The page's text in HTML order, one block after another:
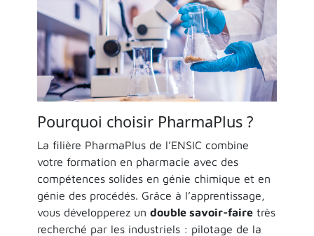
Pourquoi choisir PharmaPlus ?
La filière PharmaPlus de l’ENSIC combine
votre formation en pharmacie avec des
compétences solides en génie chimique et en
génie des procédés. Grâce à l’apprentissage,
vous développerez un double savoir-fairetrès
recherché par les industriels : pilotage de la